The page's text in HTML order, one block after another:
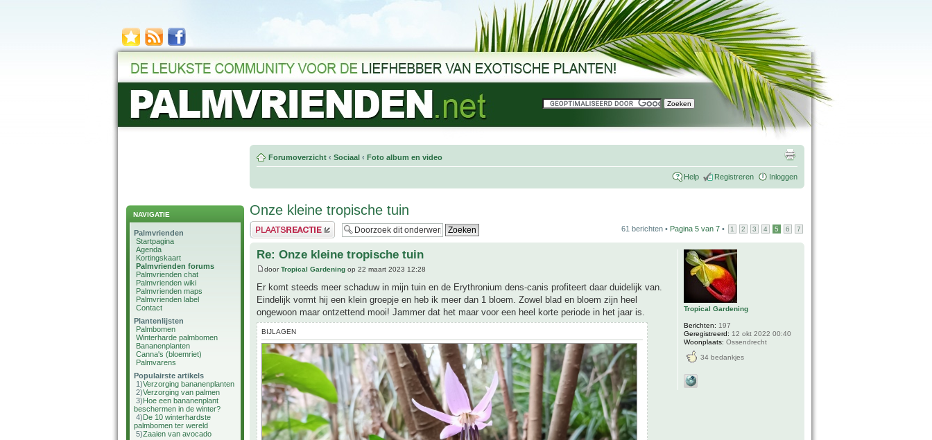
NAVIGATIE
Palmvrienden
Startpagina
Agenda
Kortingskaart
Palmvrienden forums
Palmvrienden chat
Palmvrienden wiki
Palmvrienden maps
Palmvrienden label
Contact
Plantenlijsten
Palmbomen
Winterharde palmbomen
Bananenplanten
Canna's (bloemriet)
Palmvarens
Populairste artikels
1)Verzorging bananenplanten
2)Verzorging van palmen
3)Hoe een bananenplant
beschermen in de winter?
4)De 10 winterhardste
palmbomen ter wereld
5)Zaaien van avocado
Forumoverzicht ‹ Sociaal ‹ Foto album en video
Help Registreren Inloggen
Onze kleine tropische tuin
Plaats een reactie 61 berichten • Pagina 5 van 7 • 1 2 3 4 5 6 7
Re: Onze kleine tropische tuin
doorTropical Gardening op 22 maart 2023 12:28
Er komt steeds meer schaduw in mijn tuin en de Erythronium dens-canis profiteert daar duidelijk van.
Eindelijk vormt hij een klein groepje en heb ik meer dan 1 bloem. Zowel blad en bloem zijn heel
ongewoon maar ontzettend mooi! Jammer dat het maar voor een heel korte periode in het jaar is.
BIJLAGEN
Tropical Gardening
Berichten: 197
Geregistreerd: 12 okt 2022 00:40
Woonplaats: Ossendrecht
34 bedankjes